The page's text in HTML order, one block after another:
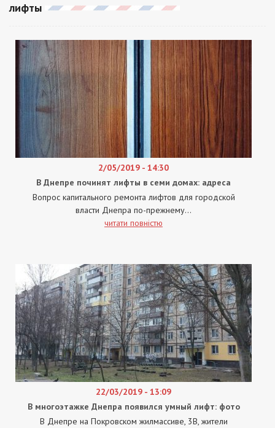
лифты
2/05/2019 - 14:30
В Днепре починят лифты в семи домах: адреса
Вопрос капитального ремонта лифтов для городской
власти Днепра по-прежнему...
читати повністю
22/03/2019 - 13:09
В многоэтажке Днепра появился умный лифт: фото
В Днепре на Покровском жилмассиве, 3В, жители